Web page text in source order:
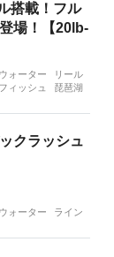
搭載！フル
場！【20lb‐
ォーター
リール
ィッシュ
琵琶湖
クラッシュ
ォーター ライン